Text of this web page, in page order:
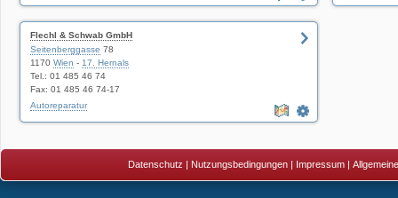
Flechl & Schwab GmbH
Seitenberggasse 78
1170 Wien - 17. Hernals
Tel.: 01 485 46 74
Fax: 01 485 46 74-17
Autoreparatur
Datenschutz | Nutzungsbedingungen| Impressum|